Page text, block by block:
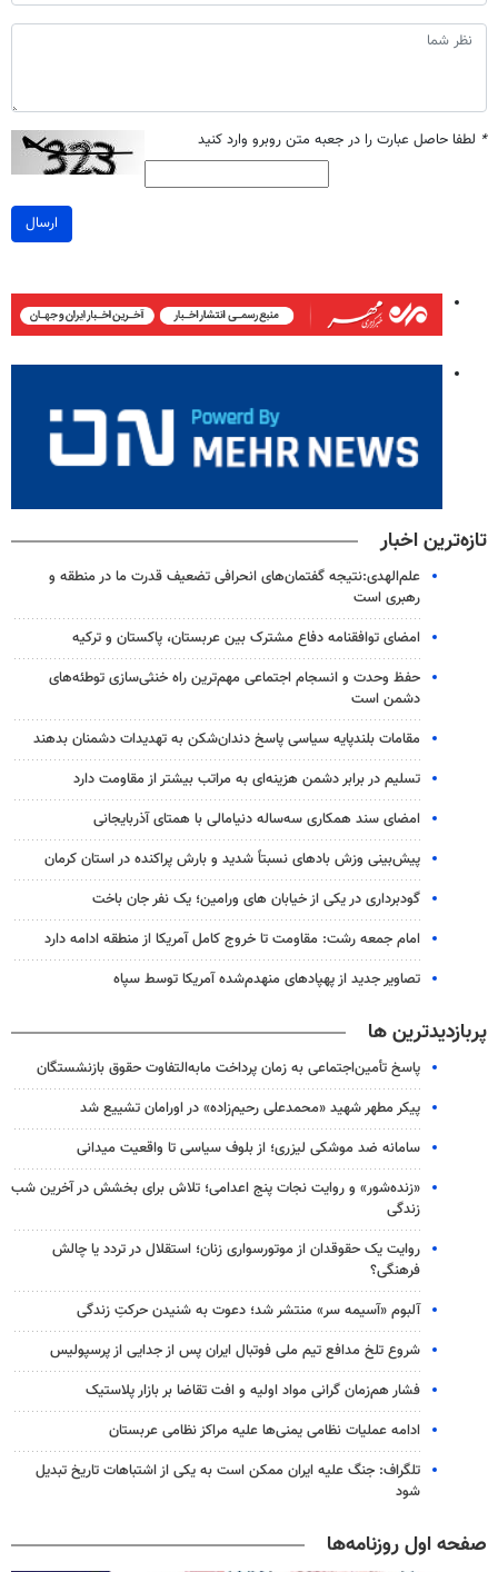
* لطفا حاصل عبارت را در جعبه متن روبرو وارد کنید
ارسال
تازه‌ترین اخبار
علم‌الهدی:نتیجه گفتمان‌های انحرافی تضعیف قدرت ما در منطقه و
رهبری است
امضای توافقنامه دفاع مشترک بین عربستان، پاکستان و ترکیه
حفظ وحدت و انسجام اجتماعی مهم‌ترین راه خنثی‌سازی توطئه‌های
دشمن است
مقامات بلندپایه سیاسی پاسخ دندان‌شکن به تهدیدات دشمنان بدهند
تسلیم در برابر دشمن هزینه‌ای به مراتب بیشتر از مقاومت دارد
امضای سند همکاری سه‌ساله دنیامالی با همتای آذربایجانی
پیش‌بینی وزش بادهای نسبتاً شدید و بارش پراکنده در استان کرمان
گودبرداری در یکی از خیابان های ورامین؛ یک نفر جان باخت
امام جمعه رشت: مقاومت تا خروج کامل آمریکا از منطقه ادامه دارد
تصاویر جدید از پهپادهای منهدم‌شده آمریکا توسط سپاه
پربازدیدترین ها
پاسخ تأمین‌اجتماعی به زمان پرداخت مابه‌التفاوت حقوق بازنشستگان
پیکر مطهر شهید «محمدعلی رحیم‌زاده» در اورامان تشییع شد
سامانه ضد موشکی لیزری؛ از بلوف سیاسی تا واقعیت میدانی
«زنده‌شور» و روایت نجات پنج اعدامی؛ تلاش برای بخشش در آخرین شب
زندگی
روایت یک حقوقدان از موتورسواری زنان؛ استقلال در تردد یا چالش
فرهنگی؟
آلبوم «آسیمه سر» منتشر شد؛ دعوت به شنیدن حرکتِ زندگی
شروع تلخ مدافع تیم ملی فوتبال ایران پس از جدایی از پرسپولیس
فشار هم‌زمان گرانی مواد اولیه و افت تقاضا بر بازار پلاستیک
ادامه عملیات نظامی یمنی‌ها علیه مراکز نظامی عربستان
تلگراف: جنگ علیه ایران ممکن است به یکی از اشتباهات تاریخ تبدیل
شود
صفحه اول روزنامه‌ها